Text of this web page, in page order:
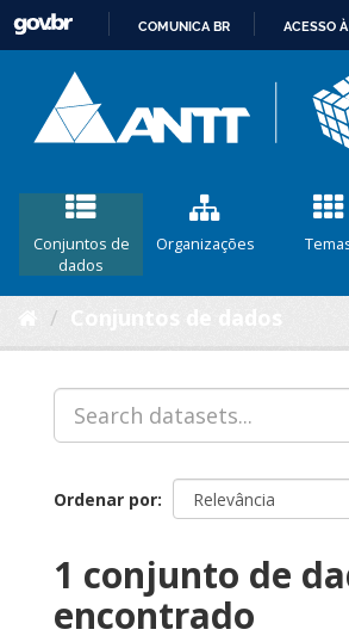
CONTEÚDO
COMUNICA BR ACESSO
Conjuntos de
dados
Organizações
Ordenar por
1 conjunto de
encontrado